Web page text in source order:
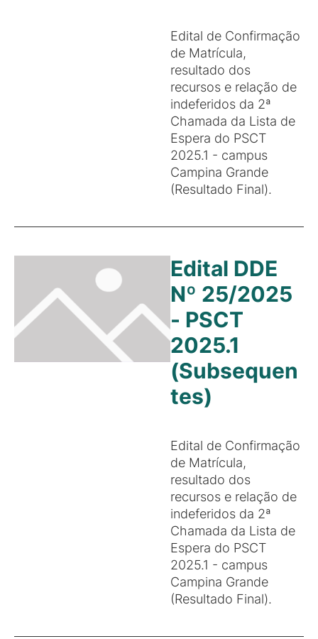
Edital de Confirmação
de Matrícula,
resultado dos
recursos e relação de
indeferidos da 2ª
Chamada da Lista de
Espera do PSCT
2025.1 - campus
Campina Grande
(Resultado Final).
Edital DDE
Nº 25/2025
- PSCT
2025.1
(Subsequen
tes)
Edital de Confirmação
de Matrícula,
resultado dos
recursos e relação de
indeferidos da 2ª
Chamada da Lista de
Espera do PSCT
2025.1 - campus
Campina Grande
(Resultado Final).